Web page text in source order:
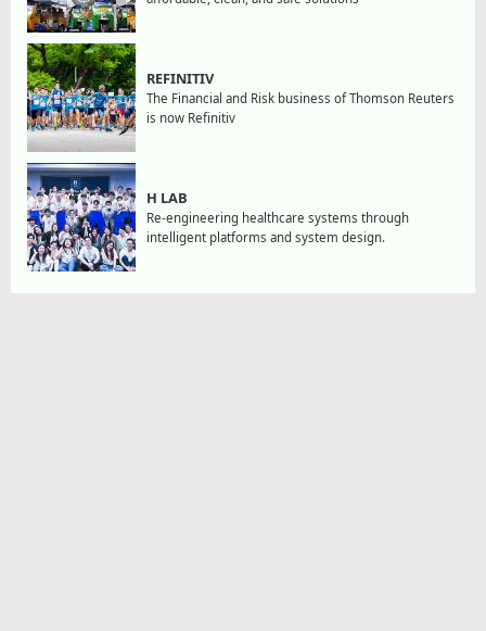
REFINITIV
The Financial and Risk business of Thomson Reuters
is now Refinitiv
H LAB
Re-engineering healthcare systems through
intelligent platforms and system design.